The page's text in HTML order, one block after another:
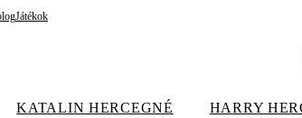
Játékok
KATALIN HERCEGNÉ HARRY